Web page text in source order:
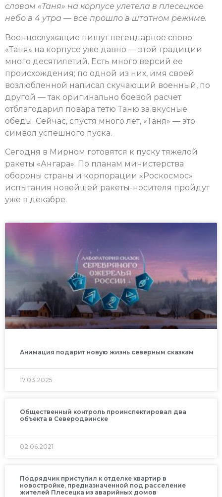
словом «Таня» на корпусе улетела в плесецкое
небо в 4 утра — все прошло в штатном режиме.
Военнослужащие пишут легендарное слово
«Таня» на корпусе уже давно — этой традиции
много десятилетий. Есть много версий ее
происхождения; по одной из них, имя своей
возлюбленной написал скучающий военный, по
другой — так оригинально боевой расчет
отблагодарил повара тетю Таню за вкусные
обеды. Сейчас, спустя много лет, «Таня» — это
символ успешного пуска.
Сегодня в Мирном готовятся к пуску тяжелой
ракеты «Ангара». По планам министерства
обороны страны и корпорации «Роскосмос»
испытания новейшей ракеты-носителя пройдут
уже в декабре.
Анимация подарит новую жизнь северным сказкам
17.03.2025
Общественный контроль проинспектировал два
объекта в Северодвинске
02.06.2021
Подрядчик приступил к отделке квартир в
новостройке, предназначенной под расселение
жителей Плесецка из аварийных домов